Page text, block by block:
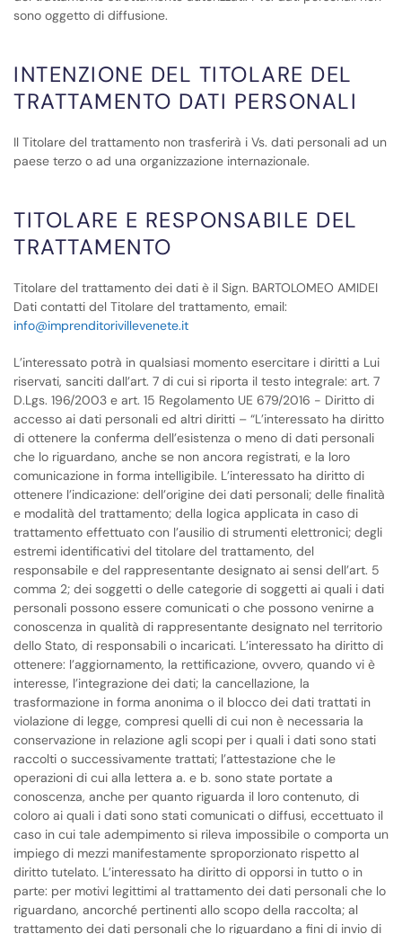
sono oggetto di diffusione.
INTENZIONE DEL TITOLARE DEL
TRATTAMENTO DATI PERSONALI
Il Titolare del trattamento non trasferirà i Vs. dati personali ad un
paese terzo o ad una organizzazione internazionale.
TITOLARE E RESPONSABILE DEL
TRATTAMENTO
Titolare del trattamento dei dati è il Sign. BARTOLOMEO AMIDEI
Dati contatti del Titolare del trattamento, email:
info@imprenditorivillevenete.it
L’interessato potrà in qualsiasi momento esercitare i diritti a Lui
riservati, sanciti dall’art. 7 di cui si riporta il testo integrale: art. 7
D.Lgs. 196/2003 e art. 15 Regolamento UE 679/2016 - Diritto di
accesso ai dati personali ed altri diritti – “L’interessato ha diritto
di ottenere la conferma dell’esistenza o meno di dati personali
che lo riguardano, anche se non ancora registrati, e la loro
comunicazione in forma intelligibile. L’interessato ha diritto di
ottenere l’indicazione: dell’origine dei dati personali; delle finalità
e modalità del trattamento; della logica applicata in caso di
trattamento effettuato con l’ausilio di strumenti elettronici; degli
estremi identificativi del titolare del trattamento, del
responsabile e del rappresentante designato ai sensi dell’art. 5
comma 2; dei soggetti o delle categorie di soggetti ai quali i dati
personali possono essere comunicati o che possono venirne a
conoscenza in qualità di rappresentante designato nel territorio
dello Stato, di responsabili o incaricati. L’interessato ha diritto di
ottenere: l’aggiornamento, la rettificazione, ovvero, quando vi è
interesse, l’integrazione dei dati; la cancellazione, la
trasformazione in forma anonima o il blocco dei dati trattati in
violazione di legge, compresi quelli di cui non è necessaria la
conservazione in relazione agli scopi per i quali i dati sono stati
raccolti o successivamente trattati; l’attestazione che le
operazioni di cui alla lettera a. e b. sono state portate a
conoscenza, anche per quanto riguarda il loro contenuto, di
coloro ai quali i dati sono stati comunicati o diffusi, eccettuato il
caso in cui tale adempimento si rileva impossibile o comporta un
impiego di mezzi manifestamente sproporzionato rispetto al
diritto tutelato. L’interessato ha diritto di opporsi in tutto o in
parte: per motivi legittimi al trattamento dei dati personali che lo
riguardano, ancorché pertinenti allo scopo della raccolta; al
trattamento dei dati personali che lo riguardano a fini di invio di